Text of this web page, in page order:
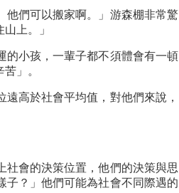
他們可以搬家啊。」游森棚非常驚
上。」
的小孩，一輩子都不須體會有一頓
」。
高於社會平均值，對他們來說，
社會的決策位置，他們的決策與思
子？」他們可能為社會不同際遇的